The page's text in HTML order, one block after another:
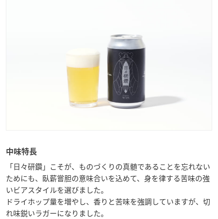
中味特長
「日々研鑽」こそが、ものづくりの真髄であることを忘れない
ためにも、臥薪嘗胆の意味合いを込めて、身を律する苦味の強
いビアスタイルを選びました。
ドライホップ量を増やし、香りと苦味を強調していますが、切
れ味鋭いラガーになりました。